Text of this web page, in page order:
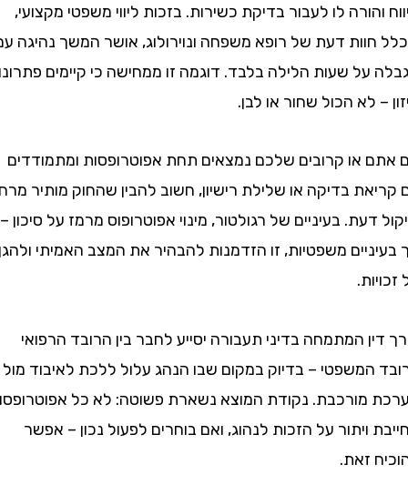
לו לעבור בדיקת כשירות. בזכות ליווי משפטי מקצועי,
דעת של רופא משפחה ונוירולוג, אושר המשך נהיגה עם
שעות הלילה בלבד. דוגמה זו ממחישה כי קיימים פתרונות
לא הכול שחור או לבן.
או קרובים שלכם נמצאים תחת אפוטרופסות ומתמודדים
בדיקה או שלילת רישיון, חשוב להבין שהחוק מותיר מרחב
בעיניים של רגולטור, מינוי אפוטרופוס מרמז על סיכון –
משפטיות, זו הזדמנות להבהיר את המצב האמיתי ולהגן
המתמחה בדיני תעבורה יסייע לחבר בין הרובד הרפואי
– בדיוק במקום שבו הנהג עלול ללכת לאיבוד מול
נקודת המוצא נשארת פשוטה: לא כל אפוטרופסות
ויתור על הזכות לנהוג, ואם בוחרים לפעול נכון – אפשר
זאת.